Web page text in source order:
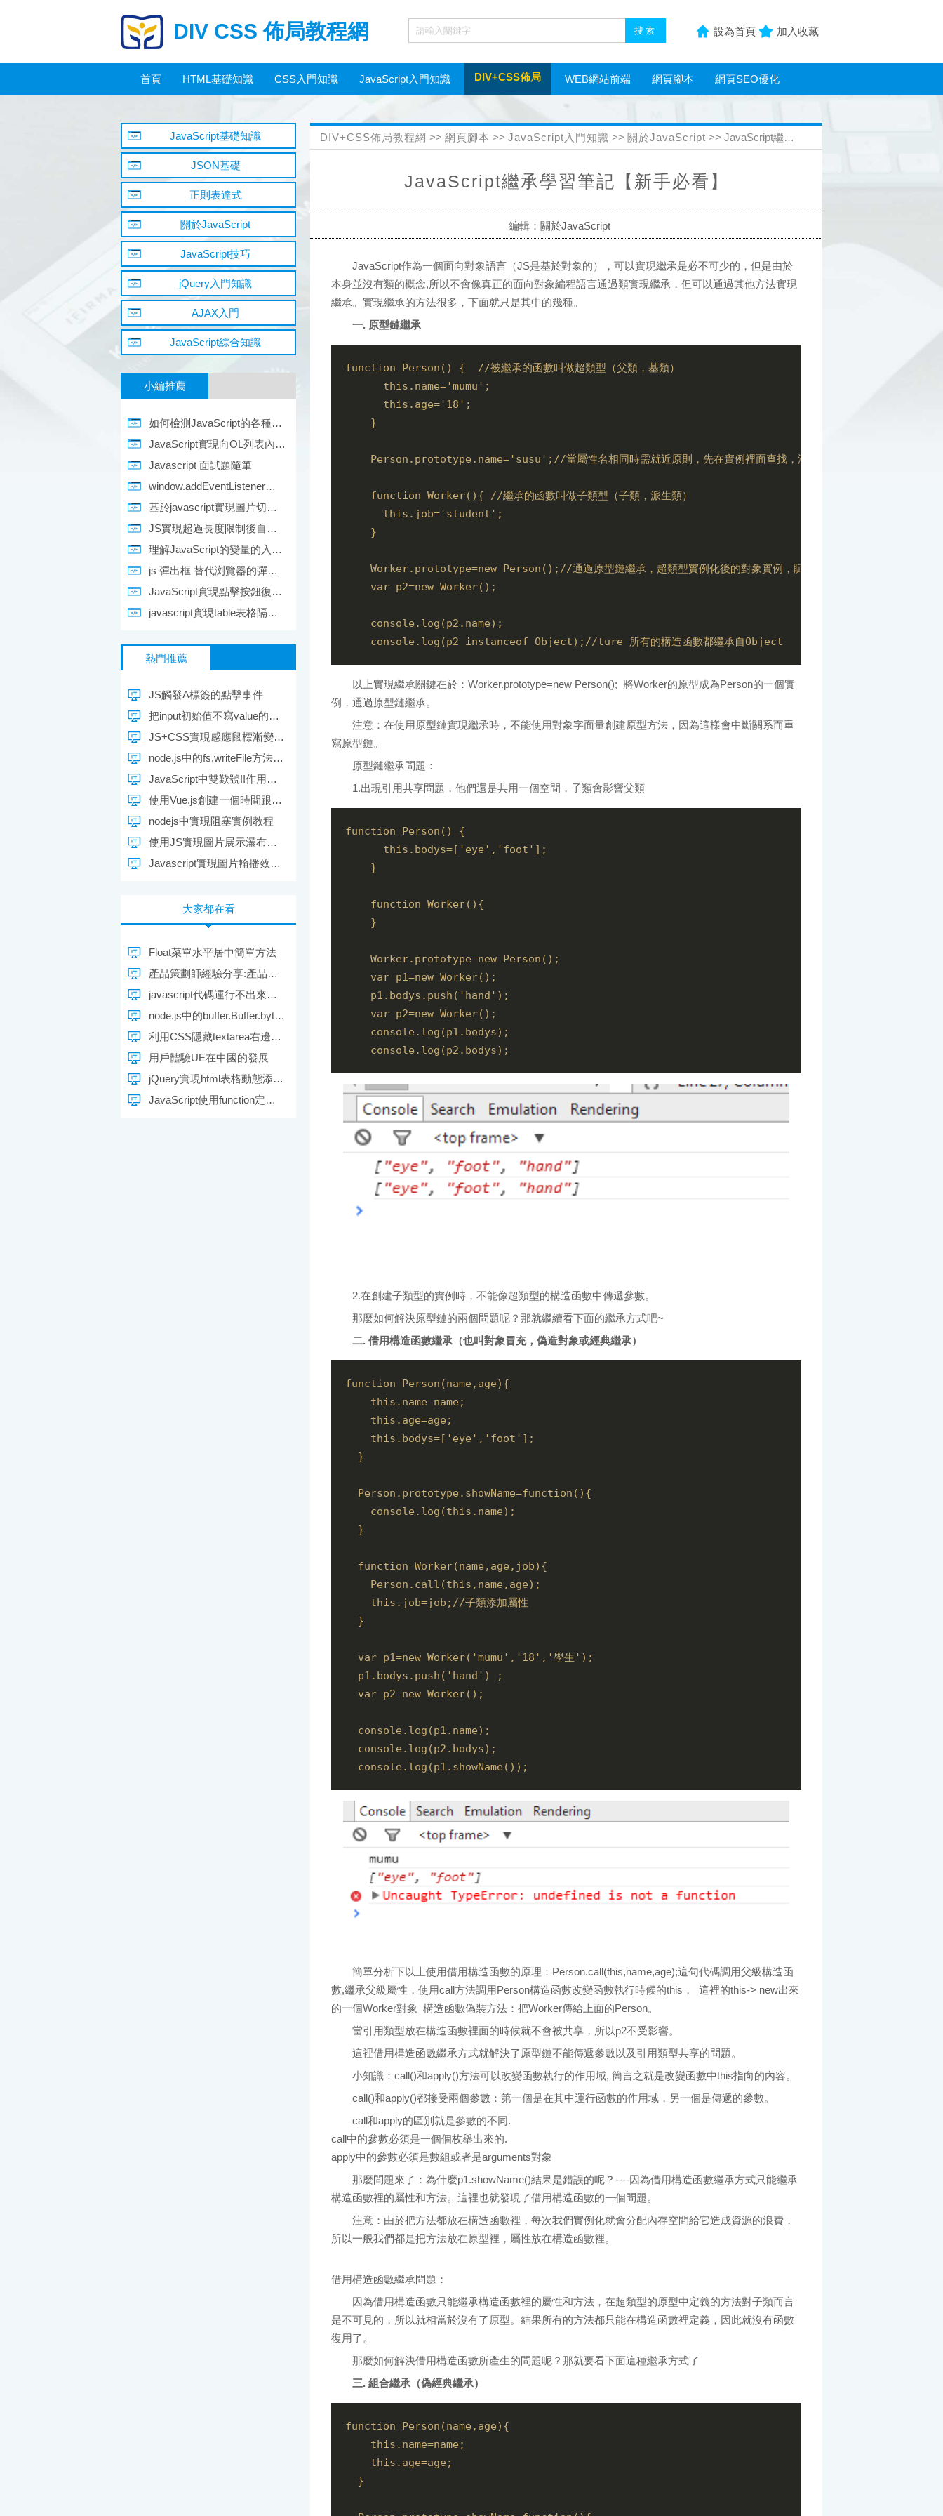
DIV CSS 佈局教程網 設為首頁 加入收藏
首頁 HTML基礎知識 CSS入門知識 JavaScript入門知識 DIV+CSS佈局 WEB網站前端 網頁腳本 網頁SEO優化
DIV+CSS佈局教程網 >> 網頁腳本 >> JavaScript入門知識 >> 關於JavaScript >> JavaScript繼承學習筆記【新手必看】
JavaScript繼承學習筆記【新手必看】
編輯：關於JavaScript
JavaScript作為一個面向對象語言（JS是基於對象的），可以實現繼承是必不可少的，但是由於
本身並沒有類的概念,所以不會像真正的面向對象編程語言通過類實現繼承，但可以通過其他方法實現
繼承。實現繼承的方法很多，下面就只是其中的幾種。
一. 原型鏈繼承
function Person() {  //被繼承的函數叫做超類型（父類，基類）
      this.name='mumu';
      this.age='18';
    }
    Person.prototype.name='susu';//當屬性名相同時需就近原則，先在實例裡面查找，沒找到再到原型裡找
    function Worker(){ //繼承的函數叫做子類型（子類，派生類）
      this.job='student';
    }
    Worker.prototype=new Person();//通過原型鏈繼承，超類型實例化後的對象實例，賦值給子類的原型屬性
    var p2=new Worker();
    console.log(p2.name);
    console.log(p2 instanceof Object);//ture 所有的構造函數都繼承自Object
以上實現繼承關鍵在於：Worker.prototype=new Person(); 將Worker的原型成為Person的一個實
例，通過原型鏈繼承。
注意：在使用原型鏈實現繼承時，不能使用對象字面量創建原型方法，因為這樣會中斷關系而重
寫原型鏈。
原型鏈繼承問題：
1.出現引用共享問題，他們還是共用一個空間，子類會影響父類
function Person() {
      this.bodys=['eye','foot'];
    }
    function Worker(){
    }
    Worker.prototype=new Person();
    var p1=new Worker();
    p1.bodys.push('hand');
    var p2=new Worker();
    console.log(p1.bodys);
    console.log(p2.bodys);
2.在創建子類型的實例時，不能像超類型的構造函數中傳遞參數。
那麼如何解決原型鏈的兩個問題呢？那就繼續看下面的繼承方式吧~
二. 借用構造函數繼承（也叫對象冒充，偽造對象或經典繼承）
function Person(name,age){
    this.name=name;
    this.age=age;
    this.bodys=['eye','foot'];
  }
  Person.prototype.showName=function(){
    console.log(this.name);
  }
  function Worker(name,age,job){
    Person.call(this,name,age);
    this.job=job;//子類添加屬性
  }
  var p1=new Worker('mumu','18','學生');
  p1.bodys.push('hand') ;
  var p2=new Worker();
  console.log(p1.name);
  console.log(p2.bodys);
  console.log(p1.showName());
簡單分析下以上使用借用構造函數的原理：Person.call(this,name,age);這句代碼調用父級構造函
數,繼承父級屬性，使用call方法調用Person構造函數改變函數執行時候的this， 這裡的this-> new出來
的一個Worker對象 構造函數偽裝方法：把Worker傳給上面的Person。
當引用類型放在構造函數裡面的時候就不會被共享，所以p2不受影響。
這裡借用構造函數繼承方式就解決了原型鏈不能傳遞參數以及引用類型共享的問題。
小知識：call()和apply()方法可以改變函數執行的作用域, 簡言之就是改變函數中this指向的內容。
call()和apply()都接受兩個參數：第一個是在其中運行函數的作用域，另一個是傳遞的參數。
call和apply的區別就是參數的不同.
call中的參數必須是一個個枚舉出來的.
apply中的參數必須是數組或者是arguments對象
那麼問題來了：為什麼p1.showName()結果是錯誤的呢？----因為借用構造函數繼承方式只能繼承
構造函數裡的屬性和方法。這裡也就發現了借用構造函數的一個問題。
注意：由於把方法都放在構造函數裡，每次我們實例化就會分配內存空間給它造成資源的浪費，
所以一般我們都是把方法放在原型裡，屬性放在構造函數裡。
借用構造函數繼承問題：
因為借用構造函數只能繼承構造函數裡的屬性和方法，在超類型的原型中定義的方法對子類而言
是不可見的，所以就相當於沒有了原型。結果所有的方法都只能在構造函數裡定義，因此就沒有函數
復用了。
那麼如何解決借用構造函數所產生的問題呢？那就要看下面這種繼承方式了
三. 組合繼承（偽經典繼承）
function Person(name,age){
    this.name=name;
    this.age=age;
  }
JavaScript基礎知識
JSON基礎
正則表達式
關於JavaScript
JavaScript技巧
jQuery入門知識
AJAX入門
JavaScript綜合知識
小編推薦
如何檢測JavaScript的各種類型
JavaScript實現向OL列表內動態添加LI元素的方法
Javascript 面試題隨筆
window.addEventListener來解決讓一個js事件執行多個函數
基於javascript實現圖片切換效果
JS實現超過長度限制後自動跳轉下一款文本框的方法教程
理解JavaScript的變量的入門教程
js 彈出框 替代浏覽器的彈出框
JavaScript實現點擊按鈕復制指定區域文本(推薦)
javascript實現table表格隔行變色的方法
熱門推薦
JS觸發A標簽的點擊事件
把input初始值不寫value的具體實現方法
JS+CSS實現感應鼠標漸變顯示DIV層的方法
node.js中的fs.writeFile方法教程使用說明詳解
JavaScript中雙歎號!!作用示例介紹
使用Vue.js創建一個時間跟蹤的單頁應用
nodejs中實現阻塞實例教程
使用JS實現圖片展示瀑布流效果的實例代碼
Javascript實現圖片輪播效果(二)圖片序列節點的控制實現
大家都在看
Float菜單水平居中簡單方法
產品策劃師經驗分享:產品策劃不止是產品策劃
javascript代碼運行不出來執行錯誤的可能情況整理
node.js中的buffer.Buffer.byteLength方法教程使用說明詳解
利用CSS隱藏textarea右邊的Scrollbar滾動條
用戶體驗UE在中國的發展
jQuery實現html表格動態添加新行的方法
JavaScript使用function定義對象並調用的方法